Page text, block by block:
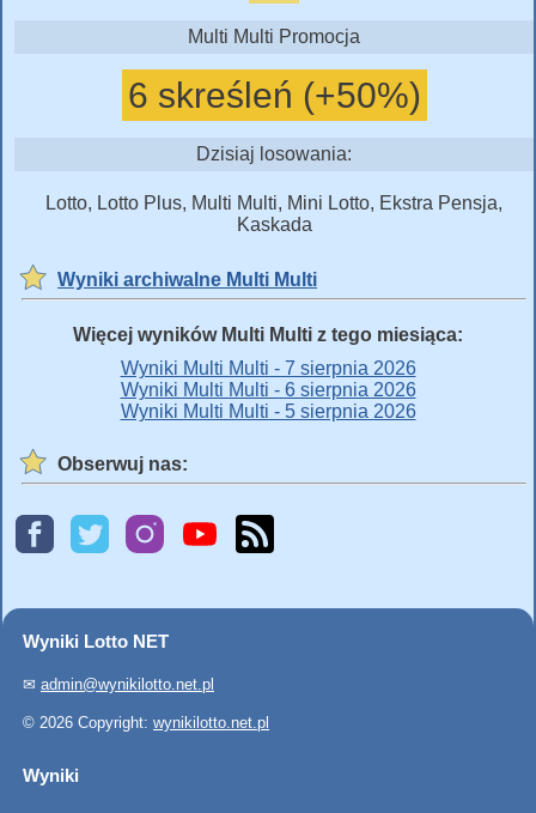
Multi Multi Promocja
6 skreśleń (+50%)
Dzisiaj losowania:
Lotto, Lotto Plus, Multi Multi, Mini Lotto, Ekstra Pensja,
Kaskada
Wyniki archiwalne Multi Multi
Więcej wyników Multi Multi z tego miesiąca:
Wyniki Multi Multi - 7 sierpnia 2026
Wyniki Multi Multi - 6 sierpnia 2026
Wyniki Multi Multi - 5 sierpnia 2026
Obserwuj nas:
Wyniki Lotto NET
✉ admin@wynikilotto.net.pl
© 2026 Copyright: wynikilotto.net.pl
Wyniki